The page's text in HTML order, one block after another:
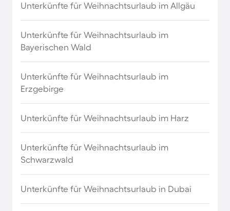
Unterkünfte für Weihnachten in Neuseeland
Unterkünfte für Weihnachten in Norwegen
Unterkünfte für Weihnachten in Rumänien
Unterkünfte für Weihnachten in Schweden
Unterkünfte für Weihnachtsurlaub im Allgäu
Unterkünfte für Weihnachtsurlaub im
Bayerischen Wald
Unterkünfte für Weihnachtsurlaub im
Erzgebirge
Unterkünfte für Weihnachtsurlaub im Harz
Unterkünfte für Weihnachtsurlaub im
Schwarzwald
Unterkünfte für Weihnachtsurlaub in Dubai